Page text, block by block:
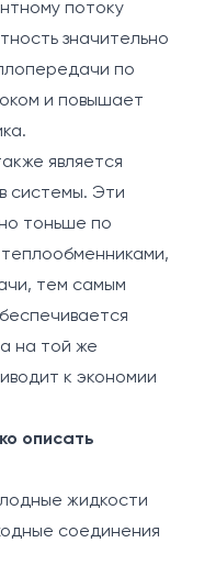
потоку
значительно
по
и повышает
является
системы. Эти
тоньше по
тем самым
на той же
к экономии
описать
жидкости
соединения